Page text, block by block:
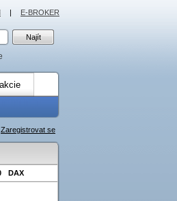
Zaregistrovat se
DAX
| E-BROKER